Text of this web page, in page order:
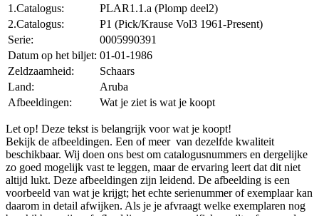
1.Catalogus:
PLAR1.1.a (Plomp deel2)
2.Catalogus:
P1 (Pick/Krause Vol3 1961-Present)
Serie:
0005990391
Datum op het biljet: 01-01-1986
Zeldzaamheid:
Schaars
Land:
Aruba
Afbeeldingen:
Wat je ziet is wat je koopt
Let op! Deze tekst is belangrijk voor wat je koopt!
Bekijk de afbeeldingen. Een of meer van dezelfde kwaliteit
beschikbaar. Wij doen ons best om catalogusnummers en dergelijke
zo goed mogelijk vast te leggen, maar de ervaring leert dat dit niet
altijd lukt. Deze afbeeldingen zijn leidend. De afbeelding is een
voorbeeld van wat je krijgt; het echte serienummer of exemplaar kan
daarom in detail afwijken. Als je je afvraagt welke exemplaren nog